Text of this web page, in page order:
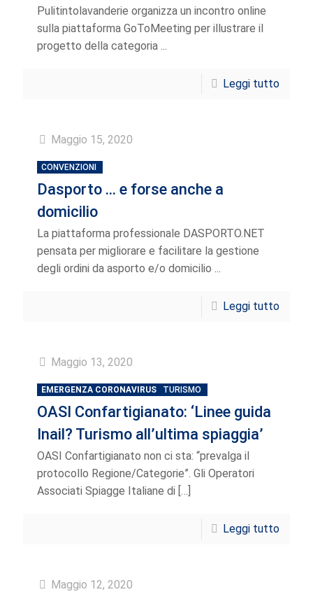
Pulitintolavanderie organizza un incontro online
sulla piattaforma GoToMeeting per illustrare il
progetto della categoria ...
Leggi tutto
Maggio 15, 2020
CONVENZIONI
Dasporto … e forse anche a
domicilio
La piattaforma professionale DASPORTO.NET
pensata per migliorare e facilitare la gestione
degli ordini da asporto e/o domicilio ...
Leggi tutto
Maggio 13, 2020
EMERGENZA CORONAVIRUS TURISMO
OASI Confartigianato: ‘Linee guida
Inail? Turismo all’ultima spiaggia’
OASI Confartigianato non ci sta: “prevalga il
protocollo Regione/Categorie”. Gli Operatori
Associati Spiagge Italiane di […]
Leggi tutto
Maggio 12, 2020